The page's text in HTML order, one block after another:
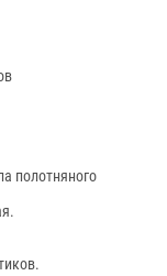
полотняного